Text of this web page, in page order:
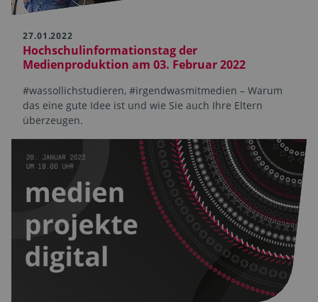
27.01.2022
Hochschulinformationstag der
Medienproduktion am 03. Februar 2022
#wassollichstudieren, #irgendwasmitmedien – Warum
das eine gute Idee ist und wie Sie auch Ihre Eltern
überzeugen.